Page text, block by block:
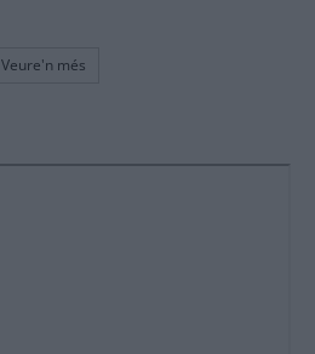
Veure'n més